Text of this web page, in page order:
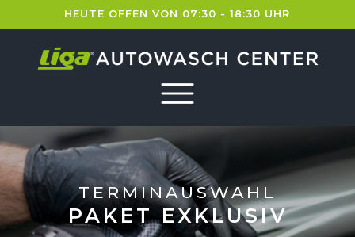
HEUTE OFFEN VON 07:30 - 18:30 UHR
TERMINAUSWAHL
PAKET EXKLUSIV